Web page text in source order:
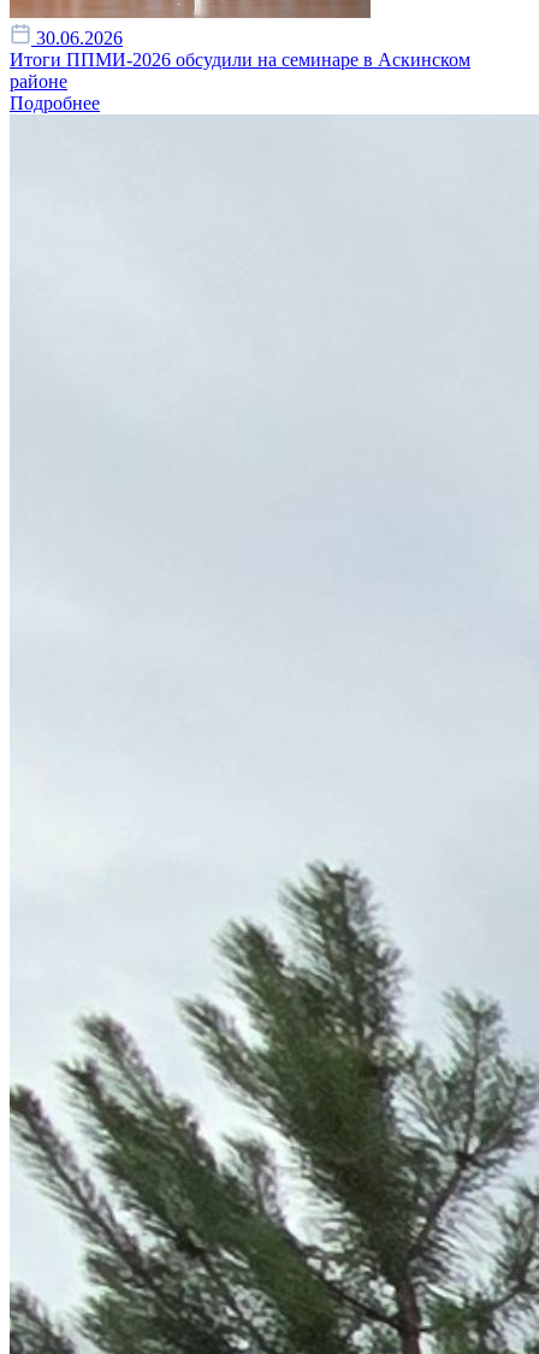
30.06.2026
Итоги ППМИ-2026 обсудили на семинаре в Аскинском
районе
Подробнее